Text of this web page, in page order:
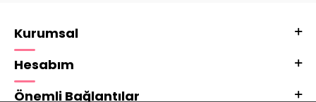
Kurumsal
Hesabım
Önemli Bağlantılar